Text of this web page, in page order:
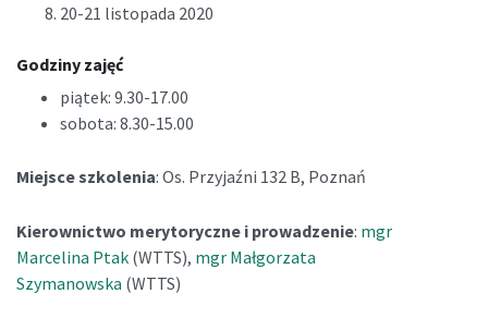
20-21 listopada 2020
Godziny zajęć
piątek: 9.30-17.00
sobota: 8.30-15.00
Miejsce szkolenia: Os. Przyjaźni 132 B, Poznań
Kierownictwo merytoryczne i prowadzenie: mgr
Marcelina Ptak (WTTS), mgr Małgorzata
Szymanowska (WTTS)